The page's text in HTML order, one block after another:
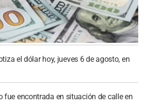
el dólar hoy, jueves 6 de agosto, en
fue encontrada en situación de calle en